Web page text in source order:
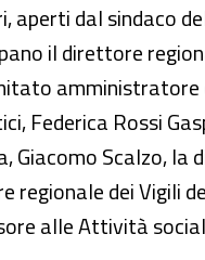
aperti dal sindaco
il direttore
Federica Rossi
Giacomo Scalzo,
regionale dei Vigili
alle Attività